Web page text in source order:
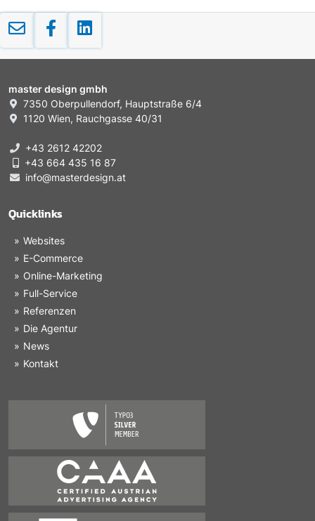
master design gmbh
7350 Oberpullendorf, Hauptstraße 6/4
1120 Wien, Rauchgasse 40/31
+43 2612 42202
+43 664 435 16 87
info@masterdesign.at
Quicklinks
Websites
E-Commerce
Online-Marketing
Full-Service
Referenzen
Die Agentur
News
Kontakt